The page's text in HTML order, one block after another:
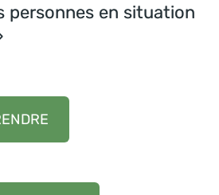
personnes en situation